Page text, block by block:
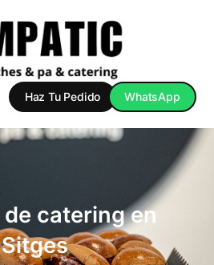
Haz Tu Pedido WhatsApp
catering en
Sitges